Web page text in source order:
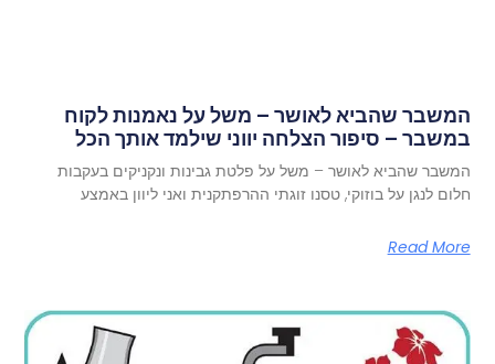
המשבר שהביא לאושר – משל על נאמנות לקוח
במשבר – סיפור הצלחה יווני שילמד אותך הכל
המשבר שהביא לאושר – משל על פלטת גבינות ונקניקים בעקבות
חלום לנגן על בוזוקי, טסנו זוגתי ההרפתקנית ואני ליוון באמצע
Read More